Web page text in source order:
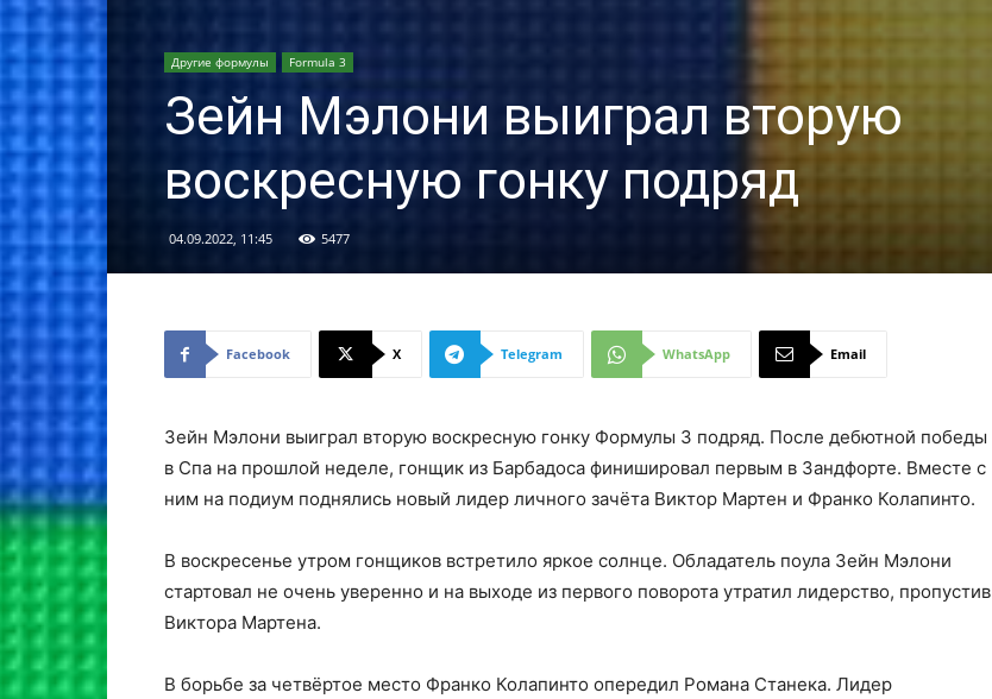
Другие формулы Formula 3
Зейн Мэлони выиграл вторую
воскресную гонку подряд
04.09.2022, 11:45 5477
Facebook X Telegram WhatsApp Email
Зейн Мэлони выиграл вторую воскресную гонку Формулы 3 подряд. После дебютной победы
в Спа на прошлой неделе, гонщик из Барбадоса финишировал первым в Зандфорте. Вместе с
ним на подиум поднялись новый лидер личного зачёта Виктор Мартен и Франко Колапинто.
В воскресенье утром гонщиков встретило яркое солнце. Обладатель поула Зейн Мэлони
стартовал не очень уверенно и на выходе из первого поворота утратил лидерство, пропустив
Виктора Мартена.
В борьбе за четвёртое место Франко Колапинто опередил Романа Станека. Лидер